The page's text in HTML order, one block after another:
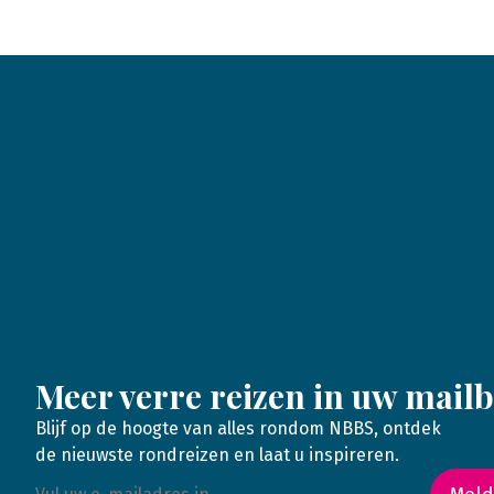
Meer verre reizen in uw
Blijf op de hoogte van alles rondom NBBS, ontdek
de nieuwste rondreizen en laat u inspireren.